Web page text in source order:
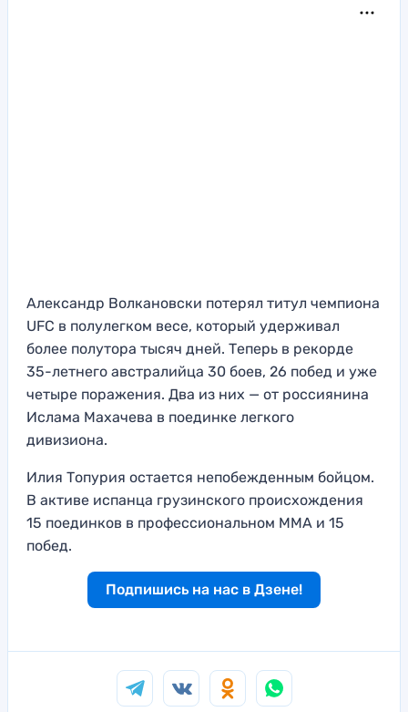
Александр Волкановски потерял титул чемпиона
UFC в полулегком весе, который удерживал
более полутора тысяч дней. Теперь в рекорде
35-летнего австралийца 30 боев, 26 побед и уже
четыре поражения. Два из них — от россиянина
Ислама Махачева в поединке легкого
дивизиона.
Илия Топурия остается непобежденным бойцом.
В активе испанца грузинского происхождения
15 поединков в профессиональном ММА и 15
побед.
Подпишись на нас в Дзене!